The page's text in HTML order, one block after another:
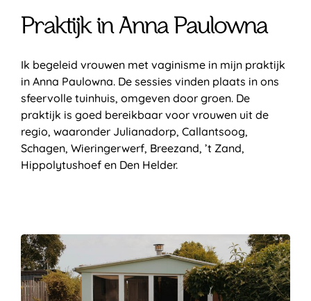
Praktijk in Anna Paulowna
Ik begeleid vrouwen met vaginisme in mijn praktijk
in Anna Paulowna. De sessies vinden plaats in ons
sfeervolle tuinhuis, omgeven door groen. De
praktijk is goed bereikbaar voor vrouwen uit de
regio, waaronder Julianadorp, Callantsoog,
Schagen, Wieringerwerf, Breezand, ’t Zand,
Hippolytushoef en Den Helder.